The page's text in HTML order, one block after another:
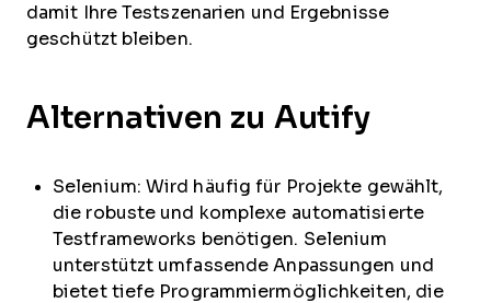
damit Ihre Testszenarien und Ergebnisse
geschützt bleiben.
Alternativen zu Autify
Selenium: Wird häufig für Projekte gewählt,
die robuste und komplexe automatisierte
Testframeworks benötigen. Selenium
unterstützt umfassende Anpassungen und
bietet tiefe Programmiermöglichkeiten, die